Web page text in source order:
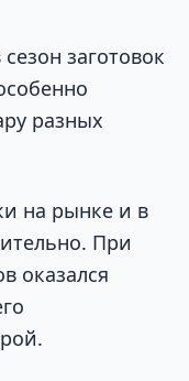
заготовок
разных
на рынке и в
При
оказался